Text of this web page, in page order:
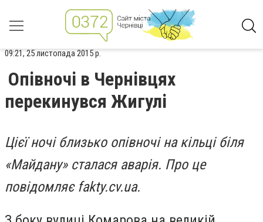
09:21, 25 листопада 2015 р.
Опівночі в Чернівцях
перекинувся Жигулі
Цієї ночі близько опівночі на кільці біля
«Майдану» сталася аварія. Про це
повідомляє fakty.cv.ua.